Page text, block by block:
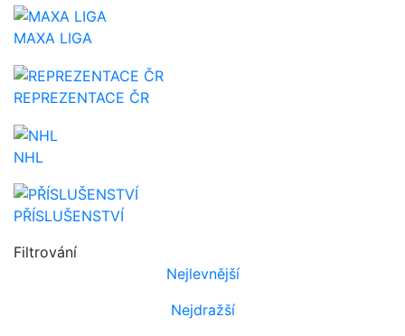
MAXA LIGA
REPREZENTACE ČR
NHL
PŘÍSLUŠENSTVÍ
Filtrování
Nejlevnější
Nejdražší